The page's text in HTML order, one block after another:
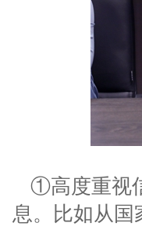
①高度重视
息。比如从国